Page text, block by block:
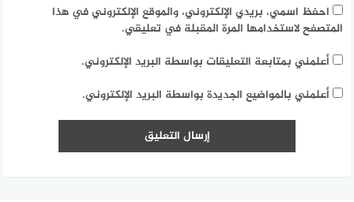
احفظ اسمي، بريدي الإلكتروني، والموقع الإلكتروني في هذا
المتصفح لاستخدامها المرة المقبلة في تعليقي.
أعلمني بمتابعة التعليقات بواسطة البريد الإلكتروني.
أعلمني بالمواضيع الجديدة بواسطة البريد الإلكتروني.